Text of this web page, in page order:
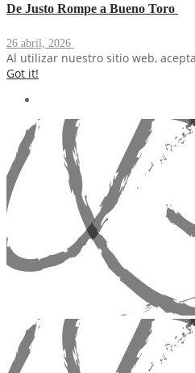
De Justo Rompe a Bueno Toro
26 abril, 2026
Al utilizar nuestro sitio web,
Got it!